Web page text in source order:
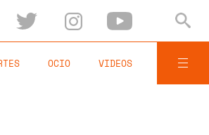
OCIO VIDEOS